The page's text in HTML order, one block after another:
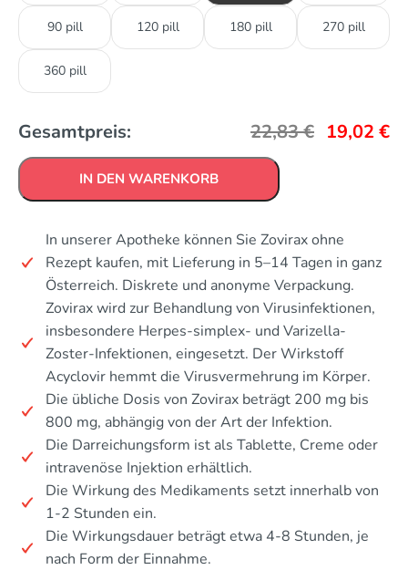
90 pill 120 pill 180 pill 270 pill
360 pill
Gesamtpreis: 22,83€ 19,02 €
IN DEN WARENKORB
In unserer Apotheke können Sie Zovirax ohne
Rezept kaufen, mit Lieferung in 5–14 Tagen in ganz
Österreich. Diskrete und anonyme Verpackung.
Zovirax wird zur Behandlung von Virusinfektionen,
insbesondere Herpes-simplex- und Varizella-
Zoster-Infektionen, eingesetzt. Der Wirkstoff
Acyclovir hemmt die Virusvermehrung im Körper.
Die übliche Dosis von Zovirax beträgt 200 mg bis
800 mg, abhängig von der Art der Infektion.
Die Darreichungsform ist als Tablette, Creme oder
intravenöse Injektion erhältlich.
Die Wirkung des Medikaments setzt innerhalb von
1-2 Stunden ein.
Die Wirkungsdauer beträgt etwa 4-8 Stunden, je
nach Form der Einnahme.